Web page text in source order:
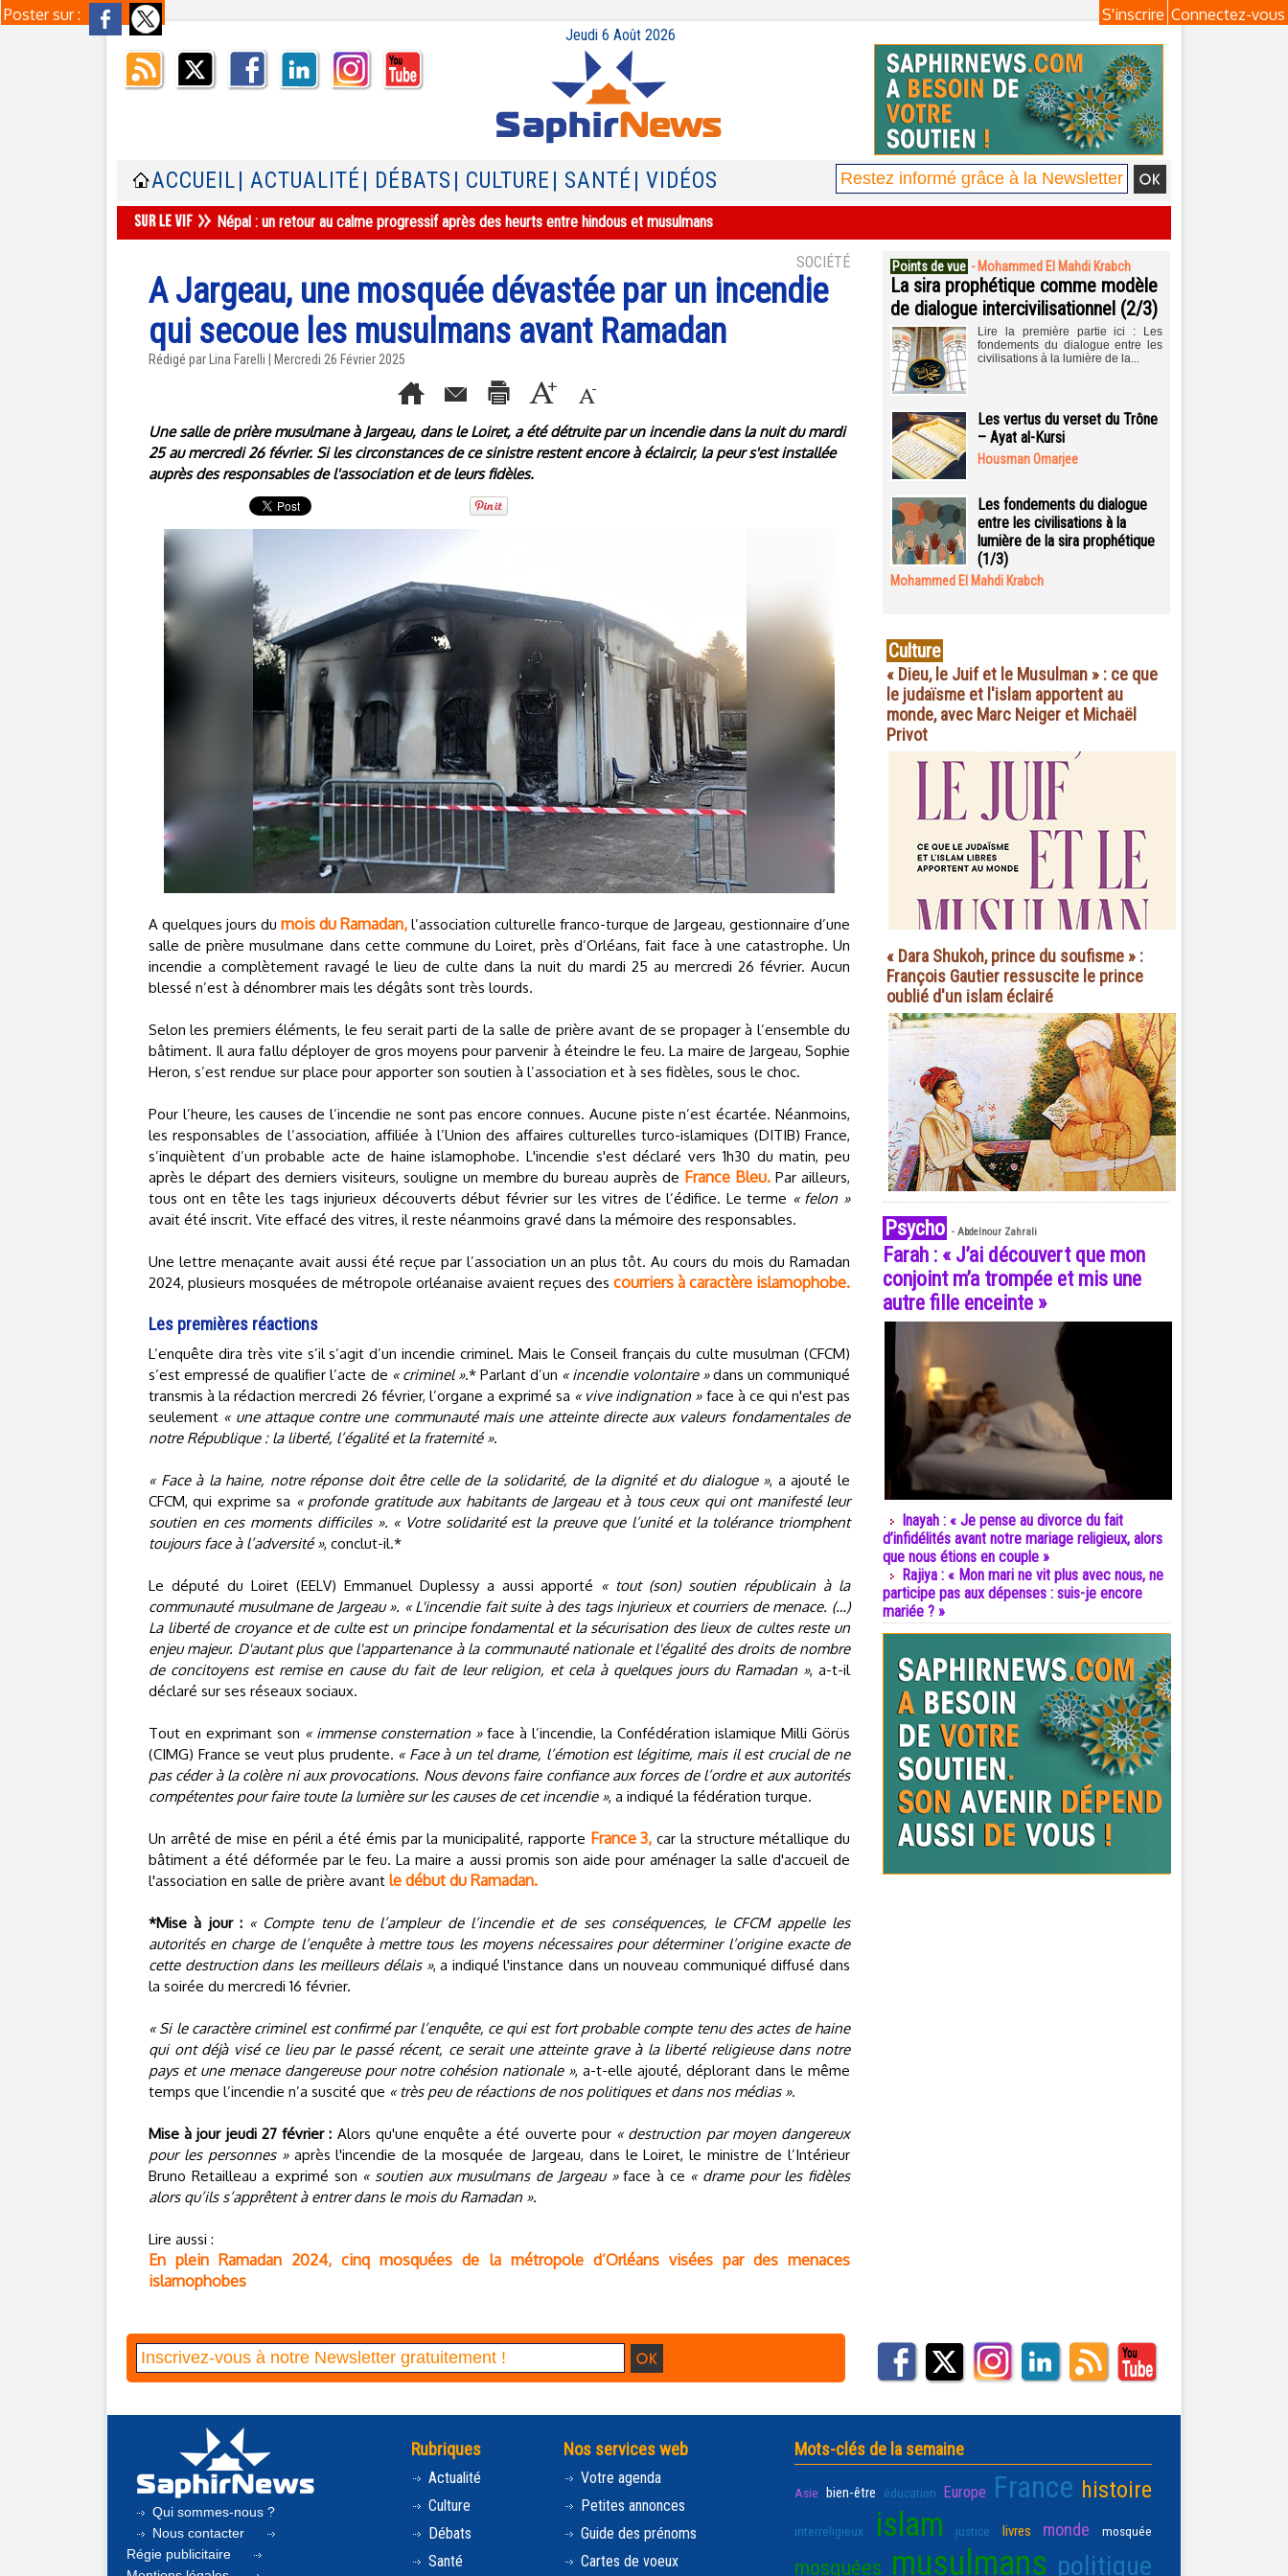
Poster sur : Connectez-vous
S'inscrire
Jeudi 6 Août 2026
ACCUEIL | ACTUALITÉ | DÉBATS | CULTURE | SANTÉ | VIDÉOS
Népal : un retour au calme progressif après des heurts entre hindous et musulmans
SOCIÉTÉ
A Jargeau, une mosquée dévastée par un incendie
qui secoue les musulmans avant Ramadan
Rédigé par Lina Farelli | Mercredi 26 Février 2025
Une salle de prière musulmane à Jargeau, dans le Loiret, a été détruite par un incendie dans la nuit du mardi
25 au mercredi 26 février. Si les circonstances de ce sinistre restent encore à éclaircir, la peur s'est installée
auprès des responsables de l'association et de leurs fidèles.
A quelques jours du mois du Ramadan, l’association culturelle franco-turque de Jargeau, gestionnaire d’une
salle de prière musulmane dans cette commune du Loiret, près d’Orléans, fait face à une catastrophe. Un
incendie a complètement ravagé le lieu de culte dans la nuit du mardi 25 au mercredi 26 février. Aucun
blessé n’est à dénombrer mais les dégâts sont très lourds.
Selon les premiers éléments, le feu serait parti de la salle de prière avant de se propager à l’ensemble du
bâtiment. Il aura fallu déployer de gros moyens pour parvenir à éteindre le feu. La maire de Jargeau, Sophie
Heron, s’est rendue sur place pour apporter son soutien à l’association et à ses fidèles, sous le choc.
Pour l’heure, les causes de l’incendie ne sont pas encore connues. Aucune piste n’est écartée. Néanmoins,
les responsables de l’association, affiliée à l’Union des affaires culturelles turco-islamiques (DITIB) France,
s’inquiètent d’un probable acte de haine islamophobe. L'incendie s'est déclaré vers 1h30 du matin, peu
après le départ des derniers visiteurs, souligne un membre du bureau auprès de France Bleu. Par ailleurs,
tous ont en tête les tags injurieux découverts début février sur les vitres de l’édifice. Le terme « felon »
avait été inscrit. Vite effacé des vitres, il reste néanmoins gravé dans la mémoire des responsables.
Une lettre menaçante avait aussi été reçue par l’association un an plus tôt. Au cours du mois du Ramadan
2024, plusieurs mosquées de métropole orléanaise avaient reçues des courriers à caractère islamophobe.
Les premières réactions
L’enquête dira très vite s’il s’agit d’un incendie criminel. Mais le Conseil français du culte musulman (CFCM)
s’est empressé de qualifier l’acte de « criminel ».* Parlant d’un « incendie volontaire »dans un communiqué
transmis à la rédaction mercredi 26 février, l’organe a exprimé sa « vive indignation »face à ce qui n'est pas
seulement « une attaque contre une communauté mais une atteinte directe aux valeurs fondamentales de
notre République : la liberté, l’égalité et la fraternité ».
« Face à la haine, notre réponse doit être celle de la solidarité, de la dignité et du dialogue », a ajouté le
CFCM, qui exprime sa « profonde gratitude aux habitants de Jargeau et à tous ceux qui ont manifesté leur
soutien en ces moments difficiles ». « Votre solidarité est la preuve que l’unité et la tolérance triomphent
toujours face à l’adversité », conclut-il.*
Le député du Loiret (EELV) Emmanuel Duplessy a aussi apporté « tout (son) soutien républicain à la
communauté musulmane de Jargeau ». « L'incendie fait suite à des tags injurieux et courriers de menace. (…)
La liberté de croyance et de culte est un principe fondamental et la sécurisation des lieux de cultes reste un
enjeu majeur. D'autant plus que l'appartenance à la communauté nationale et l'égalité des droits de nombre
de concitoyens est remise en cause du fait de leur religion, et cela à quelques jours du Ramadan », a-t-il
déclaré sur ses réseaux sociaux.
Tout en exprimant son « immense consternation »face à l’incendie, la Confédération islamique Milli Görüs
(CIMG) France se veut plus prudente. « Face à un tel drame, l’émotion est légitime, mais il est crucial de ne
pas céder à la colère ni aux provocations. Nous devons faire confiance aux forces de l’ordre et aux autorités
compétentes pour faire toute la lumière sur les causes de cet incendie », a indiqué la fédération turque.
Un arrêté de mise en péril a été émis par la municipalité, rapporte France 3, car la structure métallique du
bâtiment a été déformée par le feu. La maire a aussi promis son aide pour aménager la salle d'accueil de
l'association en salle de prière avant le début du Ramadan.
*Mise à jour : « Compte tenu de l’ampleur de l’incendie et de ses conséquences, le CFCM appelle les
autorités en charge de l’enquête à mettre tous les moyens nécessaires pour déterminer l’origine exacte de
cette destruction dans les meilleurs délais », a indiqué l'instance dans un nouveau communiqué diffusé dans
la soirée du mercredi 16 février.
« Si le caractère criminel est confirmé par l’enquête, ce qui est fort probable compte tenu des actes de haine
qui ont déjà visé ce lieu par le passé récent, ce serait une atteinte grave à la liberté religieuse dans notre
pays et une menace dangereuse pour notre cohésion nationale », a-t-elle ajouté, déplorant dans le même
temps que l’incendie n’a suscité que « très peu de réactions de nos politiques et dans nos médias ».
Mise à jour jeudi 27 février : Alors qu'une enquête a été ouverte pour « destruction par moyen dangereux
pour les personnes »après l'incendie de la mosquée de Jargeau, dans le Loiret, le ministre de l’Intérieur
Bruno Retailleau a exprimé son « soutien aux musulmans de Jargeau »face à ce « drame pour les fidèles
alors qu’ils s’apprêtent à entrer dans le mois du Ramadan ».
Lire aussi :
En plein Ramadan 2024, cinq mosquées de la métropole d’Orléans visées par des menaces
islamophobes
Points de vue - Mohammed El Mahdi Krabch
La sira prophétique comme modèle
de dialogue intercivilisationnel (2/3)
Lire la première partie ici : Les
fondements du dialogue entre les
civilisations à la lumière de la...
Les vertus du verset du Trône
– Ayat al-Kursi
Housman Omarjee
Les fondements du dialogue
entre les civilisations à la
lumière de la sira prophétique
(1/3)
Mohammed El Mahdi Krabch
Culture
« Dieu, le Juif et le Musulman » : ce que
le judaïsme et l'islam apportent au
monde, avec Marc Neiger et Michaël
Privot
« Dara Shukoh, prince du soufisme » :
François Gautier ressuscite le prince
oublié d'un islam éclairé
Psycho - Abdelnour Zahrali
Farah : « J’ai découvert que mon
conjoint m’a trompée et mis une
autre fille enceinte »
Inayah : « Je pense au divorce du fait
d’infidélités avant notre mariage religieux, alors
que nous étions en couple »
Rajiya : « Mon mari ne vit plus avec nous, ne
participe pas aux dépenses : suis-je encore
mariée ? »
Qui sommes-nous ?
Nous contacter
Régie publicitaire
Rubriques
Actualité
Culture
Débats
Santé
Nos services web
Votre agenda
Petites annonces
Guide des prénoms
Cartes de voeux
Mots-clés de la semaine
Asie bien-être éducation Europe France histoire
interreligieux islam justice livres monde mosquée
mosquées musulmans politique